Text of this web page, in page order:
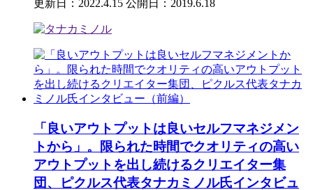
更新日：2022.4.15 公開日：2019.6.18
「良いアウトプットは良いセルフマネジメン
トから」。限られた時間でクオリティの高い
アウトプットを出し続けるクリエイター集
団、ピクルス代表タナカミノル氏インタビュ